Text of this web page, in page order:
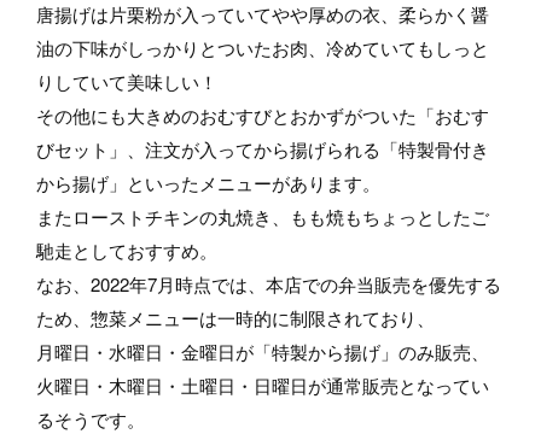
唐揚げは片栗粉が入っていてやや厚めの衣、柔らかく醤
油の下味がしっかりとついたお肉、冷めていてもしっと
りしていて美味しい！
その他にも大きめのおむすびとおかずがついた「おむす
びセット」、注文が入ってから揚げられる「特製骨付き
から揚げ」といったメニューがあります。
またローストチキンの丸焼き、もも焼もちょっとしたご
馳走としておすすめ。
なお、2022年7月時点では、本店での弁当販売を優先する
ため、惣菜メニューは一時的に制限されており、
月曜日・水曜日・金曜日が「特製から揚げ」のみ販売、
火曜日・木曜日・土曜日・日曜日が通常販売となってい
るそうです。